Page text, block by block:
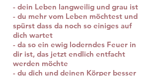
- dein Leben langweilig und grau ist
- du mehr vom Leben möchtest und
spürst dass da noch so einiges auf
dich wartet
- da so ein ewig loderndes Feuer in
dir ist, das jetzt endlich entfacht
werden möchte
- du dich und deinen Körper besser